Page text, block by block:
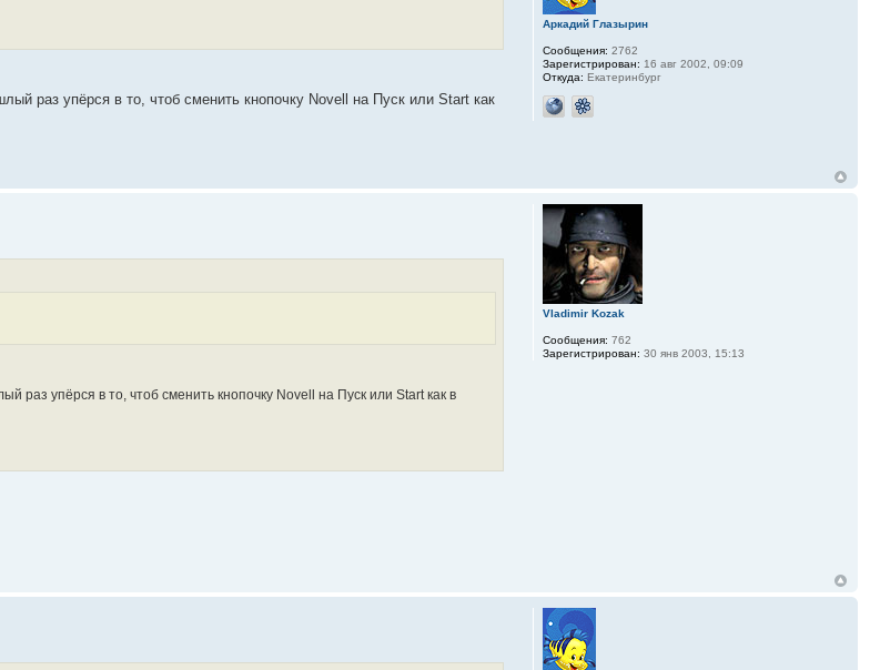
раз упёрся в то, чтоб сменить кнопочку Novell на Пуск или Start как
Аркадий Глазырин
Сообщения: 2762
Зарегистрирован: 16 авг 2002, 09:09
Откуда: Екатеринбург
раз упёрся в то, чтоб сменить кнопочку Novell на Пуск или Start как в
Vladimir Kozak
Сообщения: 762
Зарегистрирован: 30 янв 2003, 15:13